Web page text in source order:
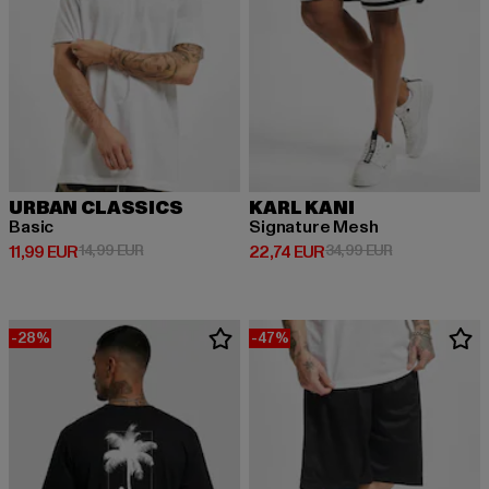
URBAN CLASSICS
Basic
11,99 EUR
Derzeitiger Preis: 11,99 EUR
14,99 EURAktionspreis: 14,99 EUR
KARL KANI
Signature Mesh
22,74 EUR
Derzeitiger Preis: 22,74 EUR
34,99 EURAktionspreis:
-28% -47%